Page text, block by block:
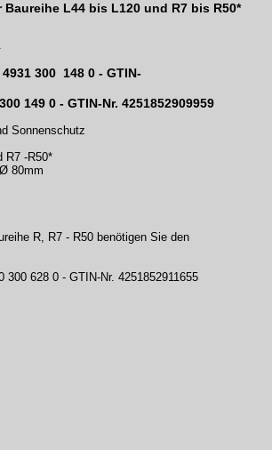
L44 bis L120 und R7 bis R50*
300 148 0 - GTIN-
149 0 - GTIN-Nr. 4251852909959
Sonnenschutz
R7 -R50*
80mm
R, R7 - R50 benötigen Sie den
628 0 - GTIN-Nr. 4251852911655